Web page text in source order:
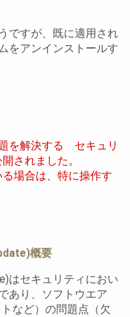
ですが、既に適用され
をアンインストールす
を解決する セキュリ
されました。
場合は、特に操作す
概要
はセキュリティにおい
あり、ソフトウエア
など）の問題点（欠